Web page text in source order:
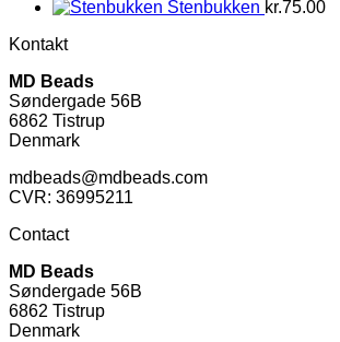
Stenbukken kr.75.00
Kontakt
MD Beads
Søndergade 56B
6862 Tistrup
Denmark
mdbeads@mdbeads.com
CVR: 36995211
Contact
MD Beads
Søndergade 56B
6862 Tistrup
Denmark